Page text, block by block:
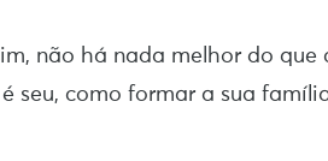
não há nada melhor do que
seu, como formar a sua